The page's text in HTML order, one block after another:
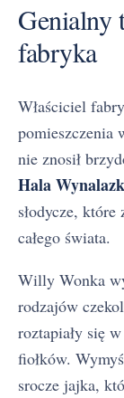
Genialny
fabryka
Właściciel
pomieszczenia
nie znosił
Hala
słodycze,
całego świata.
Willy Wonka
rodzajów
roztapiały się
fiołków.
srocze jajka,